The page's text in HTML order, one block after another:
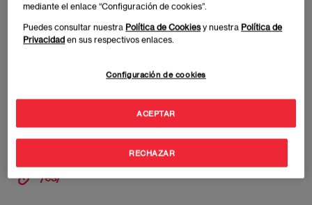
60% participantes internacionales
This person has detail node
/es/
mediante el enlace “Configuración de cookies”.
Puedes consultar nuestra Política de Cookiesy nuestra Política de
Privacidad en sus respectivos enlaces.
Configuración de cookies
RECHAZAR
ACEPTAR